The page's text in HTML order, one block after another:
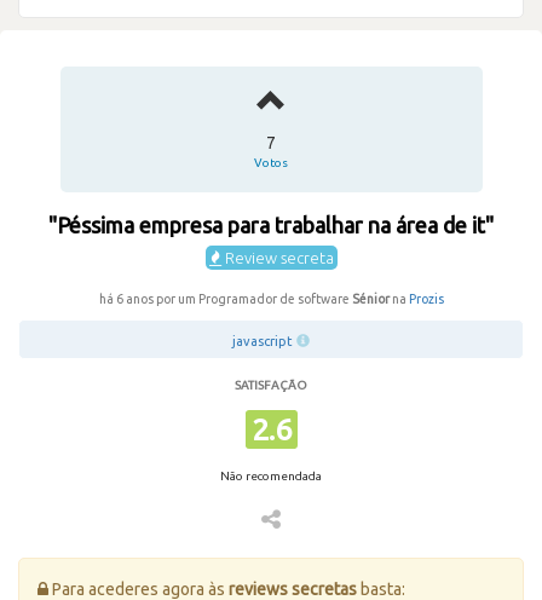
7
Votos
"Péssima empresa para trabalhar na área de it"
Review secreta
há 6 anos por um Programador de software Séniorna Prozis
javascript
SATISFAÇÃO
2.6
Não recomendada
Para acederes agora às reviews secretas basta: